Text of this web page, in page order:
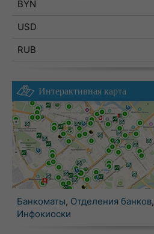
BYN
USD
RUB
Интерактивная карта
Банкоматы, Отделения банков,
Инфокиоски